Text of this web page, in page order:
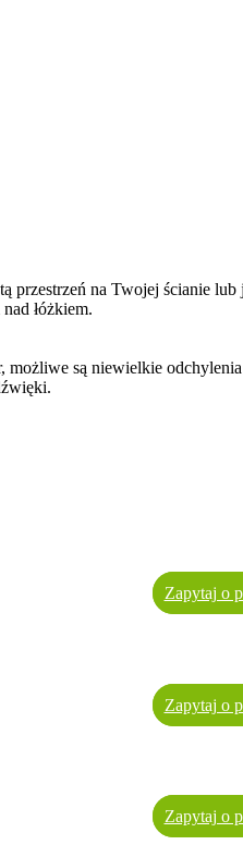
przestrzeń na Twojej ścianie
łóżkiem.
możliwe są niewielkie
Zapytaj o
Zapytaj o
Zapytaj o